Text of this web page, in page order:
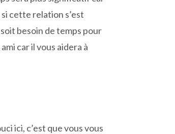
cette relation s’est
besoin de temps pour
car il vous aidera à
ici, c’est que vous vous